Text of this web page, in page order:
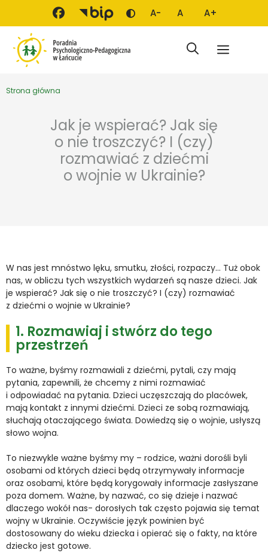
Przejdź do treści
Zmień kontrast
A-
Mniejsza czcionka
A
Domyślna czcionka
A+
Większa
Menu
Strona główna
Jak je wspierać? Jak się
o nie troszczyć? I (czy)
rozmawiać z dziećmi
o wojnie w Ukrainie?
W nas jest mnóstwo lęku, smutku, złości, rozpaczy… Tuż obok
nas, w obliczu tych wszystkich wydarzeń są nasze dzieci. Jak
je wspierać? Jak się o nie troszczyć? I (czy) rozmawiać
z dziećmi o wojnie w Ukrainie?
1. Rozmawiaj i stwórz do tego
przestrzeń
To ważne, byśmy rozmawiali z dziećmi, pytali, czy mają
pytania, zapewnili, że chcemy z nimi rozmawiać
i odpowiadać na pytania. Dzieci uczęszczają do placówek,
mają kontakt z innymi dziećmi. Dzieci ze sobą rozmawiają,
słuchają otaczającego świata. Dowiedzą się o wojnie, usłyszą
słowo wojna.
To niezwykle ważne byśmy my – rodzice, ważni dorośli byli
osobami od których dzieci będą otrzymywały informacje
oraz osobami, które będą korygowały informacje zasłyszane
poza domem. Ważne, by nazwać, co się dzieje i nazwać
dlaczego wokół nas- dorosłych tak często pojawia się temat
wojny w Ukrainie. Oczywiście język powinien być
dostosowany do wieku dziecka i opierać się o fakty, na które
dziecko jest gotowe.